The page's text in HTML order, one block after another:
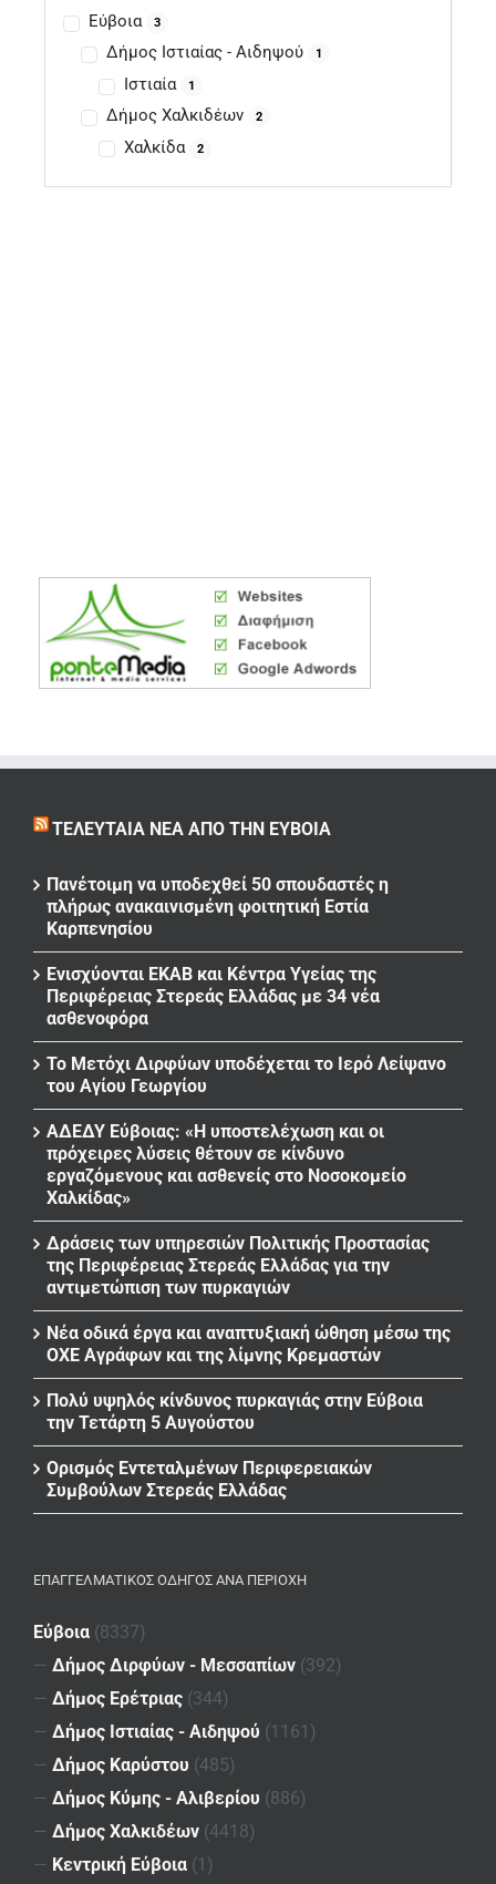
Εύβοια 3
Δήμος Ιστιαίας - Αιδηψού 1
Ιστιαία 1
Δήμος Χαλκιδέων 2
Χαλκίδα 2
ΤΕΛΕΥΤΑΊΑ ΝΈΑ ΑΠΌ ΤΗΝ ΕΎΒΟΙΑ
Πανέτοιμη να υποδεχθεί 50 σπουδαστές η
πλήρως ανακαινισμένη φοιτητική Εστία
Καρπενησίου
Ενισχύονται ΕΚΑΒ και Κέντρα Υγείας της
Περιφέρειας Στερεάς Ελλάδας με 34 νέα
ασθενοφόρα
Το Μετόχι Διρφύων υποδέχεται το Ιερό Λείψανο
του Αγίου Γεωργίου
ΑΔΕΔΥ Εύβοιας: «Η υποστελέχωση και οι
πρόχειρες λύσεις θέτουν σε κίνδυνο
εργαζόμενους και ασθενείς στο Νοσοκομείο
Χαλκίδας»
Δράσεις των υπηρεσιών Πολιτικής Προστασίας
της Περιφέρειας Στερεάς Ελλάδας για την
αντιμετώπιση των πυρκαγιών
Νέα οδικά έργα και αναπτυξιακή ώθηση μέσω της
ΟΧΕ Αγράφων και της λίμνης Κρεμαστών
Πολύ υψηλός κίνδυνος πυρκαγιάς στην Εύβοια
την Τετάρτη 5 Αυγούστου
Ορισμός Εντεταλμένων Περιφερειακών
Συμβούλων Στερεάς Ελλάδας
ΕΠΑΓΓΕΛΜΑΤΙΚΌΣ ΟΔΗΓΌΣ ΑΝΆ ΠΕΡΙΟΧΉ
Εύβοια (8337)
— Δήμος Διρφύων - Μεσσαπίων (392)
— Δήμος Ερέτριας (344)
— Δήμος Ιστιαίας - Αιδηψού (1161)
— Δήμος Καρύστου (485)
— Δήμος Κύμης - Αλιβερίου (886)
— Δήμος Χαλκιδέων (4418)
— Κεντρική Εύβοια (1)